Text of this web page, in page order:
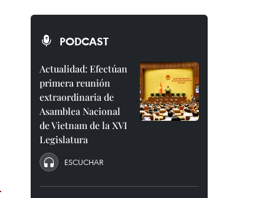
PODCAST
Actualidad: Efectúan
primera reunión
extraordinaria de
Asamblea Nacional
de Vietnam de la XVI
Legislatura
ESCUCHAR